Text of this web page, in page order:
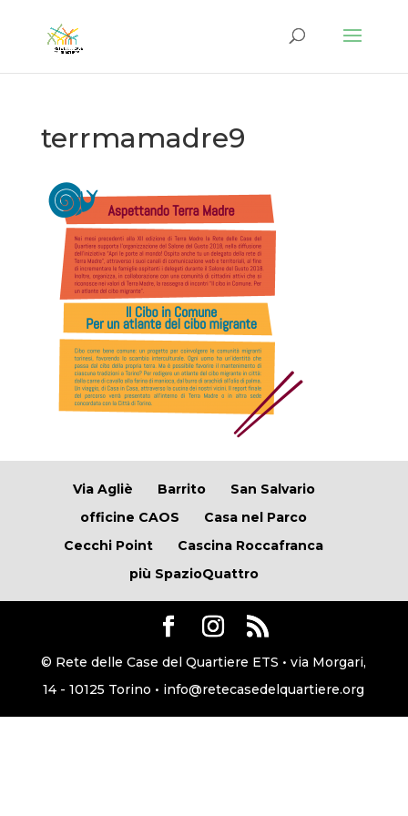
terrmamadre9
Via Agliè Barrito
San Salvario
officine CAOS
Casa nel Parco
Cecchi Point
Cascina Roccafranca
più SpazioQuattro
© Rete delle Case del Quartiere ETS • via Morgari,
14 - 10125 Torino • info@retecasedelquartiere.org